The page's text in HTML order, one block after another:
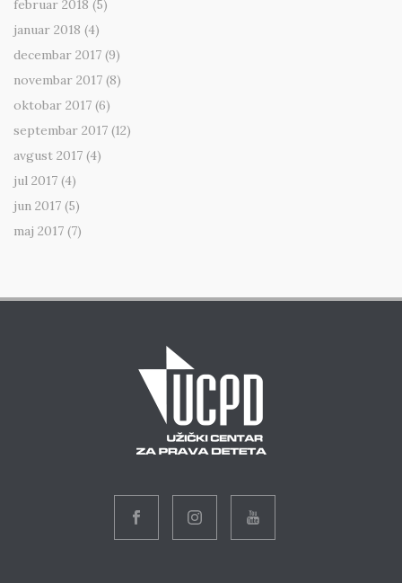
februar 2018 (5)
januar 2018 (4)
decembar 2017 (9)
novembar 2017 (8)
oktobar 2017 (6)
septembar 2017 (12)
avgust 2017 (4)
jul 2017 (4)
jun 2017 (5)
maj 2017 (7)